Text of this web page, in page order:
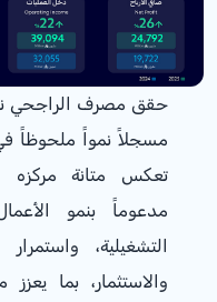
حقق مصرف الراجحي
مسجلاً نمواً ملحوظاً في
تعكس متانة مركزه
مدعوماً بنمو
التشغيلية،
والاستثمار، بما